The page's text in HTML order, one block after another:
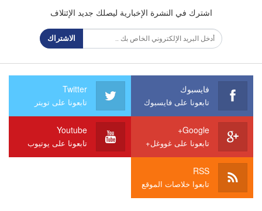
اشترك في النشرة الإخبارية ليصلك جديد الإئتلاف
الاشتراك
فايسبوك
تابعونا على فايسبوك
Twitter
تابعونا على تويتر
Google+
تابعونا على غووغل+
Youtube
تابعونا على يوتيوب
RSS
تابعوا خلاصات الموقع